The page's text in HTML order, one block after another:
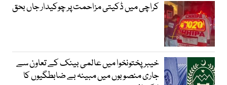
کراچی میں ڈکیتی مزاحمت پر چوکیدار جاں بحق
خیبرپختونخوا میں عالمی بینک کے تعاون سے
جاری منصوبوں میں مبینہ بے ضابطگیوں کا